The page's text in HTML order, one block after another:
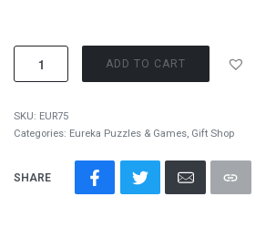
ADD TO CART
SKU: EUR75
Categories: Eureka Puzzles & Games, Gift Shop
SHARE